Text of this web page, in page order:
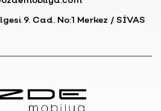
9. Cad. No:1 Merkez / SİVAS